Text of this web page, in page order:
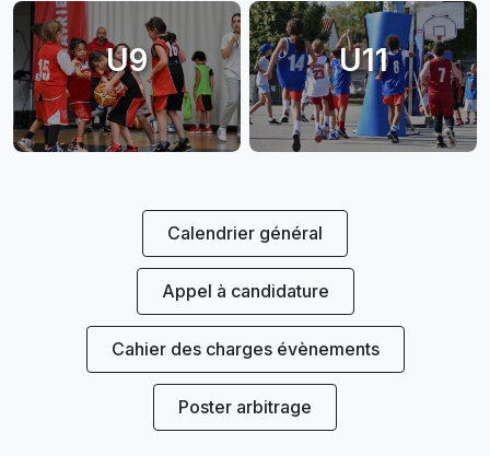
U9 U11
Calendrier général
Appel à candidature
Cahier des charges évènements
Poster arbitrage